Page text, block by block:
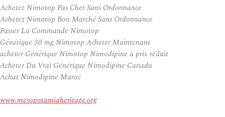
Achetez Nimotop Pas Cher Sans Ordonnance
Achetez Nimotop Bon Marché Sans Ordonnance
Passer La Commande Nimotop
Générique 30 mg Nimotop Acheter Maintenant
acheter Générique Nimotop Nimodipine à prix réduit
Acheter Du Vrai Générique Nimodipine Canada
Achat Nimodipine Maroc
www.mesopotamiaheritage.org